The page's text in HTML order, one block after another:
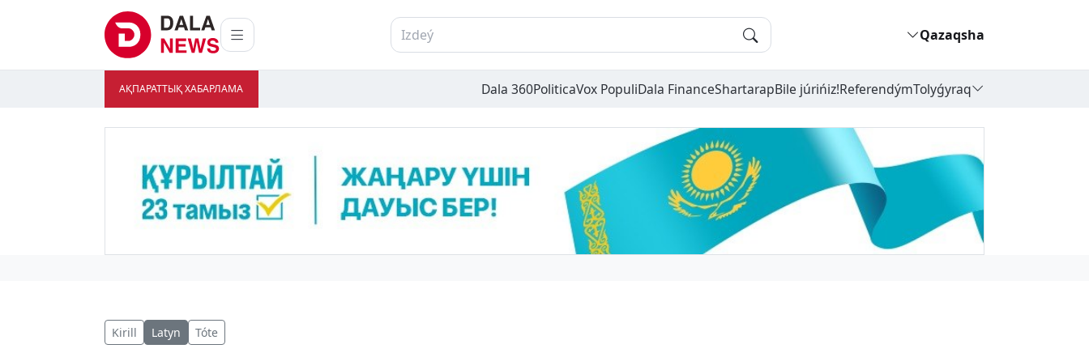
Qazaqsha
АҚПАРАТТЫҚ ХАБАРЛАМА Dala 360PoliticaVox PopuliDala FinanceShartarapBile júrińiz!ReferendýmTolyǵyraq
Kirill Latyn Tóte